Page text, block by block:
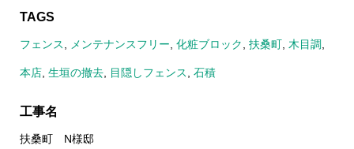
TAGS
フェンス メンテナンスフリー 化粧ブロック 扶桑町, 木目調
本店, 生垣の撤去, 目隠しフェンス 石積
工事名
扶桑町 N様邸